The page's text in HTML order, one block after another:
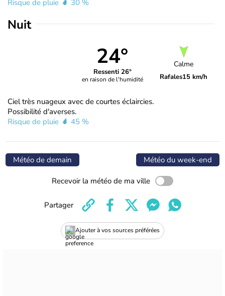
Risque de pluie
30 %
Nuit
24°
Ressenti 26°
en raison de l'humidité
Calme
Rafales15 km/h
Ciel très nuageux avec de courtes éclaircies.
Possibilité d'averses.
Risque de pluie
45 %
Météo de demain Météo du week-end
Recevoir la météo de ma ville
Ajouter à vos sources préférées
Partager